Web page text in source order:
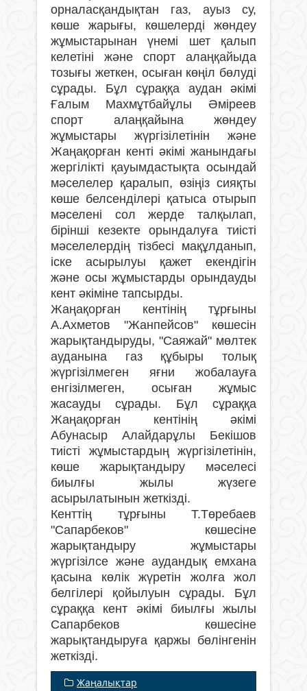
орналасқандықтан газ, ауыз су,
көше жарығы, көшелерді жөндеу
жұмыстарынан үнемі шет қалып
келетіні және спорт алаңқайыда
тозығы жеткен, осыған көңіл бөлуді
сұрады. Бұл сұраққа аудан әкімі
Ғалым Махмұтбайұлы Әміреев
спорт алаңқайына жөндеу
жұмыстары жүргізілетінін және
Жаңақорған кенті әкімі жанындағы
жергілікті қауымдастықта осындай
мәселелер қаралып, өзіңіз сияқты
көше белсенділері қатыса отырып
мәселені сол жерде талқылап,
бірінші кезекте орындалуға тиісті
мәселелердің тізбесі мақұлданып,
іске асырылуы қажет екендігін
және осы жұмыстарды орындауды
кент әкіміне тапсырды.
Жаңақорған кентінің тұрғыны
А.Ахметов "Жанпейсов" көшесін
жарықтандыруды, "Саяжай" мөлтек
ауданына газ құбыры толық
жүргізілмеген яғни жобалауға
енгізілмеген, осыған жұмыс
жасауды сұрады. Бұл сұраққа
Жаңақорған кентінің әкімі
Абунасыр Алайдарұлы Бекішов
тиісті жұмыстардың жүргізілетінін,
көше жарықтандыру мәселесі
биылғы жылы жүзеге
асырылатынын жеткізді.
Кенттің тұрғыны Т.Төребаев
"Сапарбеков" көшесіне
жарықтандыру жұмыстары
жүргізілсе және аудандық емхана
қасына көлік жүретін жолға жол
белгілері қойылуын сұрады. Бұл
сұраққа кент әкімі биылғы жылы
Сапарбеков көшесіне
жарықтандыруға қаржы бөлінгенін
жеткізді.
Жаңалықтар